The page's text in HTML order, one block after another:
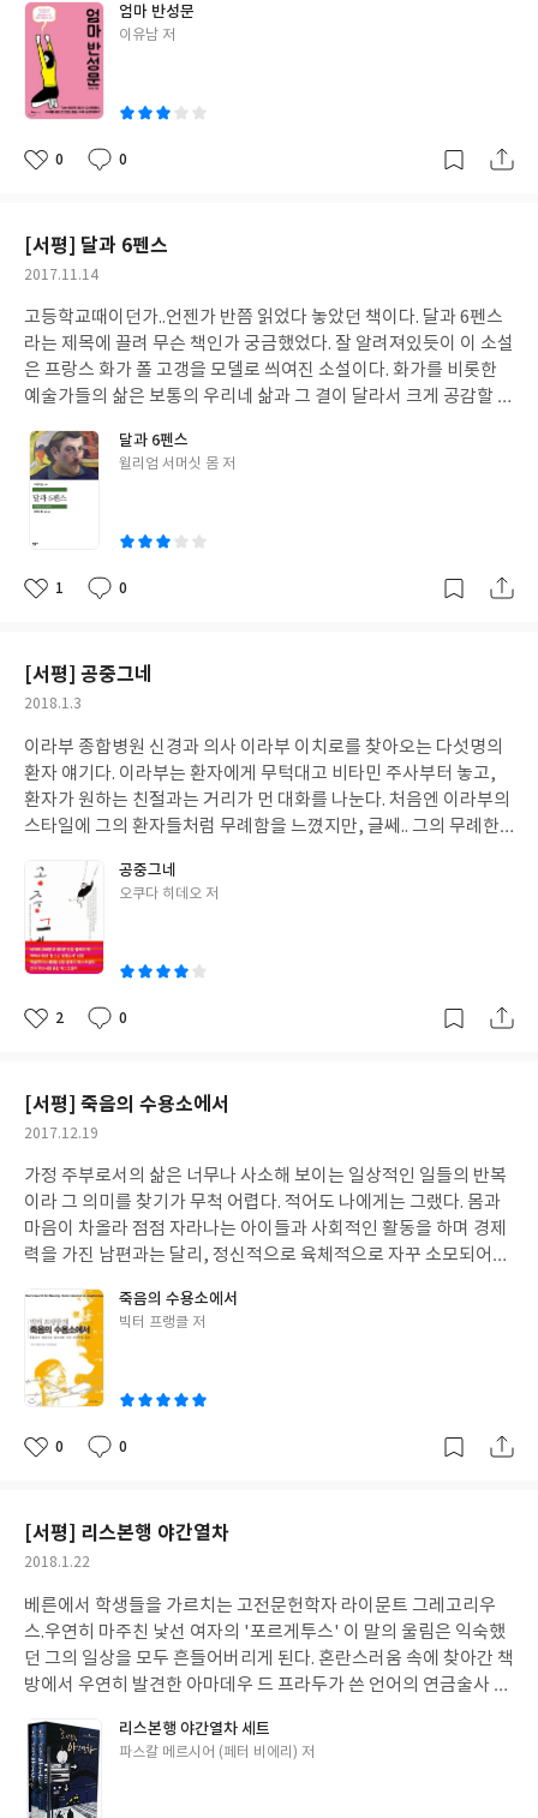
지도 모를 일이다. 표지의 무덤덤한 아이의 표정을 보면 그냥 마음이
불편했다. 아이다운 표정이 없으니까. 윤재의 표정이 불편하게 느껴
지는 이유가, 내 마음의 편견 때문인지, 누구에게나 똑같은 잣대를
들이대기 좋아하는 이 사회에 저 아이가 살아가야 한다는 사실 때문
인지 모르겠다. 책을 다 읽고나서 나서 표지를 다시 본다. 윤재의 표
정을 상상해본다. 당장 내 눈앞에선 여전히 불편하게 무표정이지만,
그게 전부가 아니라는 것에 마음이 흡족해진다. 그렇게 윤재는 자라
른이 되니까 말이다.
은 면역력을 저하시키고 심장 박동을 빠르게 한다. 화가 나서 심장
박동이 빨라지면 심장을 관할하는 뇌인 파충류의 뇌가 활발하게 활
동하게 된다. 아이들이 항상 스트레스를 받는 상황이 계속되면 파충
류의 뇌만 사용하게 되고, 영장류의 뇌인 전두엽적인 사고를 점점
더 못하게 된다는 설명이다. 내 아이가 문제가 아니라 성장기에 있는
아이의 신체구조상 어른들이 받아들이지 못하는 행동을 할 수 밖에
갈 수 있게 어떻게 코칭을 해주어야 좋을지 설명되어있다. 아이와 전
쟁같은 시간을 보내고 있는 엄마들이 공감하고 위안받을 수 있는 책
인듯. --------------------------------------------------------------
------------------------------ p.93이스라엘 교육과 우리나라 교육
의 아주 큰 차이점 중 하나가 '무엇에 중점을 두느냐'입니다. 이스라
엘 사람들은 잘하는 것을 더 잘하게 하는 교육을 합니다. 이것을 '진
로 교육'이라 합니다. 반면 우리나라 많은 사람들은 못하는 것을 더
고 합니다. 잘하는 것에 초점을 맞추는 진로 교육보다 못하는 것에
초점을 맞추는 학습 교육에 더 많은 에너지를 쏟다 보면 나중에는 본
인이 무엇을 잘하는지조차 잊어버리게 됩니다. p.115병아리가 껍데
고 합니다. 두 가지가 동시에 이루어져야 부화가 가능하다고 하여
'줄탁동시'라는 말이 있습니다. '줄탁'의 행위는 대단히 미묘한 것이
어서 '줄'과 '탁'이 조금이라도 어긋나면 생명은 부화되지 못합니다.
냅니다. 아이들이 하는 거친 말, 이해할 수 없는 행동은 알고 보면 부
화의 마지막 단계인, 부리로 껍데기를 두드리는 신호라고 할 수 있
습니다. 그 신호를 듣고 아이들이 필요로 하는 것을 도와줘야 합니
다. p.131세 종류의 뇌는 발달 시기에 다소 차이가 있습니다. 파충류
의 뇌는 엄마 배 속에서부터 생겨 완성됩니다. 포유류의 뇌는 초등학
교 4학년부터 고3까지, 특히 사춘기 때 폭발적으로 성장을 합니다.
그래서 초등학교 4학년 때부터 아이들의 식욕이 왕성해지고 이성에
관심이 많아지게 됩니다. 이 시기에는 감정의 뇌가 발달해 감정 기복
도 심해지게 됩니다. 파충류의 뇌와 포유류의 뇌는 시간이 지나면 저
절로 완성이 됩니다. 반면 영장류의 뇌는 다른 뇌에 비해 상당히 늦
게 완성됩니다. 학습과 인성에 매우 중요한 전두엽은 경험에 의해 완
성이 되기 때문에 좋은 경험을 하면 '좋은 전두엽', 나쁜 경험을 하
엄마 반성문
글
이유남 저
좋
0
댓
0
작
[서평] 달과 6펜스
작
일
2017.11.14
고등학교때이던가..언젠가 반쯤 읽었다 놓았던 책이다. 달과 6펜스
라는 제목에 끌려 무슨 책인가 궁금했었다. 잘 알려져있듯이 이 소설
은 프랑스 화가 폴 고갱을 모델로 씌여진 소설이다. 화가를 비롯한
예술가들의 삶은 보통의 우리네 삶과 그 결이 달라서 크게 공감할 수
영감같은 것은 범인(凡人)인 내가 경험할 수 없는 것이기 때문일거
다. 그런데 뭘까.. 중년이 되어 다시 만난 스트릭랜드는 내가 고민하
고 있던 그 지점에 딱 서있다 자기의 길을 찾아 떠나버리는거다. 이
어도, 지켜내야 할 것들이 많아져 버려 그냥 그 자리에 머물수 밖에
없는 것이 중년의 삶 아닌가 말이다. 그런데 주인공은 이렇다 할 설
은 몰랐다. 남에게 친절하지 않으면 어떤가. 자기가 바라는 일을 한
다는 것, 자기가 좋아하는 조건에서 살아간다는 것이 중요한 것 아
닌가 말이다. 현실에 없을 그런 무모함이 매력적이었다. 물론 주인공
은 단죄를 받듯 병에 걸려 생을 비참하게 끝내고 만다. 무모함의 끝
이란 그런거라고 알려주듯 말이다. '나는 이런 생각이 든다. 어떤 사
람들은 자기가 태어날 곳이 아닌 데서 태어나기도 한다고. 그런 사람
들은 비록 우연에 의해 엉뚱한 환경에 던져지긴 하였지만 늘 어딘지
원한다고 생각했던 것을 이루어냈는데, 막상 그것이 진정 내가 원하
던 것과는 다르다는 것을 어느 순간 깨닫게 된다면 우리는 어떤 선택
을 해야할까. 아니라는 것을 알게되었음에도 선택한 길을 끝까지 가
는 것이 책임있는 성인인걸까.. 나만의 고향을 찾아 뒤늦게라도 떠나
는 것이 한 번 뿐인 내 인생을 의미있게 하는 것일까.. 작가도 이런 고
민에 닿아있어 고갱의 삶에 매력을 느낀 것이 아니었을까 생각해본
다.
달과 6펜스
글
윌리엄 서머싯 몸 저
좋
1
댓
0
작
[서평] 공중그네
작
일
2018.1.3
이라부 종합병원 신경과 의사 이라부 이치로를 찾아오는 다섯명의
환자 얘기다. 이라부는 환자에게 무턱대고 비타민 주사부터 놓고,
환자가 원하는 친절과는 거리가 먼 대화를 나눈다. 처음엔 이라부의
스타일에 그의 환자들처럼 무례함을 느꼈지만, 글쎄.. 그의 무례한
어준다. 우리는 성인이 되어 무언가가 되기 위해, 이루기 위해 애쓰
며 그에 맞는 행동을 하려고 늘 애쓰며 산다. 그렇게 애쓰지 말라고,
그냥 즐기자고 그렇게 이라부는 천진난만한 모습으로 보여준다. 즐
겁고 재밌는 꽁트 다섯편을 본 느낌이랄까.. 맞다. 가볍게 살아간다
고 해서 인생의 의미가 더 옅어지는 것도 아니고, 무겁게 폼잡으며
살아간다고 그 인생의 의미가 더 깊어지는 것도 아니다. 어렵게 생각
의 수용소도 그렇고, 공중그네도 그렇고. 읽고 나서 마음이 가벼워
져서 좋다.
공중그네
글
오쿠다 히데오 저
좋
2
댓
0
작
[서평] 죽음의 수용소에서
작
일
2017.12.19
가정 주부로서의 삶은 너무나 사소해 보이는 일상적인 일들의 반복
이라 그 의미를 찾기가 무척 어렵다. 적어도 나에게는 그랬다. 몸과
마음이 차올라 점점 자라나는 아이들과 사회적인 활동을 하며 경제
력을 가진 남편과는 달리, 정신적으로 육체적으로 자꾸 소모되어버
아니라 삶이 우리로부터 무엇을 기대하는가 하는 것이라는 사실을.
삶의 의미에 대해 질문을 던지는 것을 중단하고, 대신 삶으로부터
질문을 받고 있는 우리 자신에 대해 매일 매시간마다 생각해야 할 필
요가 있었다. 그리고 그에 대한 대답은 말이나 명상이 아니라 올바른
행동과 올바른 태도에서 찾아야 했다. 인생이란 궁극적으로 이런 질
립하고 자아실현을 성공적으로 해낸 삶이 성공한 인생이라, 그렇게
살아야 한다고 언젠가부터 당연히 생각하고 있었던 것 같다. 나 또한
이런 프레임에 갇혀, 지금의 생활이 무언가 잘못되었다고만 생각하
고 있었다. 책임이라는 단어만으로는 인생의 의미가 부족하다고 생
각했으나, 이제는 내게 주어진 책임을 성실히 수행해 나가고 있는
내 삶이 이 순간 이렇게 또 채워져가고 있다는 것으로도 충분하다는
것을 깨달았다. '오늘날 정신건강 철학은 인간은 반드시 행복해야
드시 행복하다고 성공하고 축복받은 삶은 아닐진데. 어쩌면 삶에 대
해 그렇게 이분법적으로 생각하고 있었는지 모르겠다. 행복하지 않
다고, 불행하다고 실패한 건 아니라고. 불행하다고 주저앉을 것이
아니라 품위있게 이겨내보자고 자신에게 기회를 줄 필요가 있는 것
죽음의 수용소에서
글
빅터 프랭클 저
좋
0
댓
0
작
[서평] 리스본행 야간열차
작
일
2018.1.22
베른에서 학생들을 가르치는 고전문헌학자 라이문트 그레고리우
스.우연히 마주친 낯선 여자의 '포르게투스' 이 말의 울림은 익숙했
던 그의 일상을 모두 흔들어버리게 된다. 혼란스러움 속에 찾아간 책
방에서 우연히 발견한 아마데우 드 프라두가 쓴 언어의 연금술사 책
로 떠난다. 새벽기차, 내리는 눈, 모든 것을 두고, 낯섬을 향해 그냥
그렇게 길을 떠나는 자.. 차가운 공기, 피곤함, 두려움, 떠오르는 태
양과 함께 선명해질 모든 것들.그렇게 훌쩍 떠난다면, 돌아올 자리
리스본행 야간열차 세트
글
파스칼 메르시어 (페터 비에리) 저